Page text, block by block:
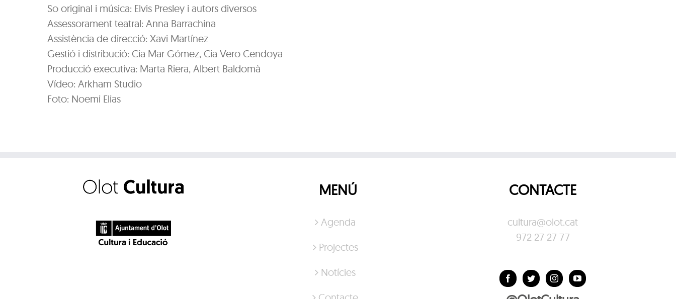
So original i música: Elvis Presley i autors diversos
Assessorament teatral: Anna Barrachina
Assistència de direcció: Xavi Martínez
Gestió i distribució: Cia Mar Gómez, Cia Vero Cendoya
Producció executiva: Marta Riera, Albert Baldomà
Vídeo: Arkham Studio
Foto: Noemi Elias
MENÚ
Agenda
Projectes
Notícies
CONTACTE
cultura@olot.cat
972 27 27 77